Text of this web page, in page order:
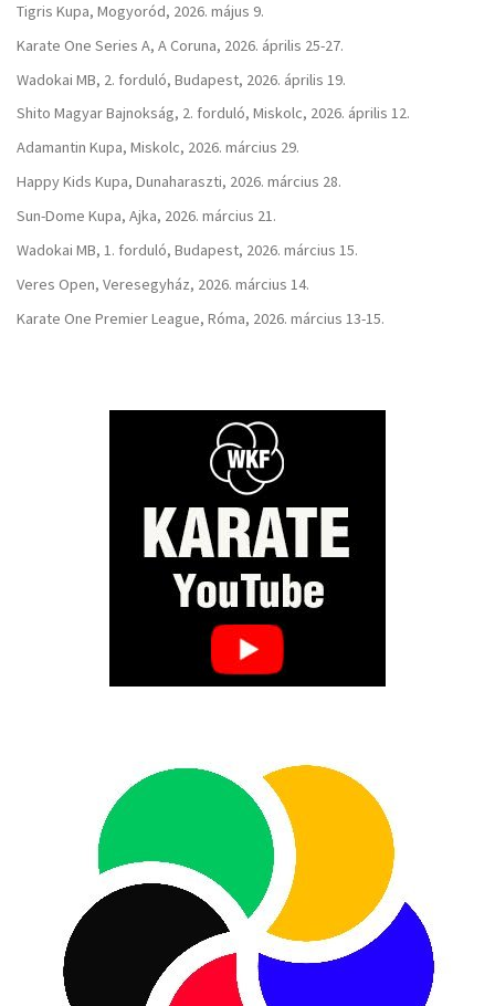
Tigris Kupa, Mogyoród, 2026. május 9.
Karate One Series A, A Coruna, 2026. április 25-27.
Wadokai MB, 2. forduló, Budapest, 2026. április 19.
Shito Magyar Bajnokság, 2. forduló, Miskolc, 2026. április 12.
Adamantin Kupa, Miskolc, 2026. március 29.
Happy Kids Kupa, Dunaharaszti, 2026. március 28.
Sun-Dome Kupa, Ajka, 2026. március 21.
Wadokai MB, 1. forduló, Budapest, 2026. március 15.
Veres Open, Veresegyház, 2026. március 14.
Karate One Premier League, Róma, 2026. március 13-15.